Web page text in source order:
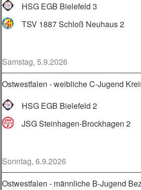
HSG EGB Bielefeld 3
TSV 1887 Schloß Neuhaus 2
Samstag, 5.9.2026
Ostwestfalen - weibliche C-Jugend
HSG EGB Bielefeld 2
JSG Steinhagen-Brockhagen 2
Sonntag, 6.9.2026
Ostwestfalen - männliche B-Jugend